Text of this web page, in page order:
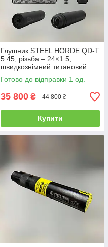
Глушник STEEL HORDE QD-T
5.45, різьба – 24×1.5,
швидкознімний титановий
саундмодератор
Готово до відправки 1 од.
35 800 ₴ 44 800 ₴
Купити